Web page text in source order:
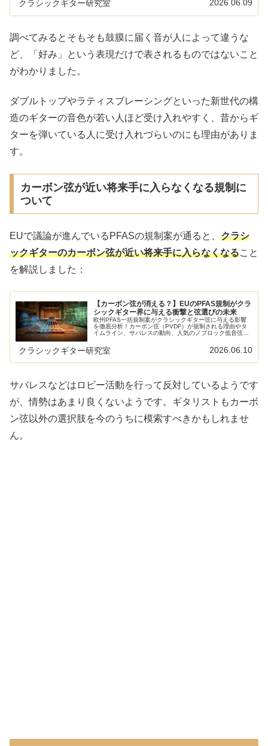
クラシックギター研究室 2026.06.09
調べてみるとそもそも鼓膜に届く音が人によって違うな
ど、「好み」という表現だけで表されるものではないこと
がわかりました。
ダブルトップやラティスブレーシングといった新世代の構
造のギターの音色が若い人ほど受け入れやすく、昔からギ
ターを弾いている人に受け入れづらいのにも理由がありま
す。
カーボン弦が近い将来手に入らなくなる規制に
ついて
EUで議論が進んでいるPFASの規制案が通ると、 クラシ
ックギターのカーボン弦が近い将来手に入らなくなること
を解説しました：
【カーボン弦が消える？】EUのPFAS規制がクラ
シックギター界に与える衝撃と弦選びの未来
欧州PFAS一括規制案がクラシックギター弦に与える影響
を徹底分析！カーボン弦（PVDF）が規制される理由やタ
イムライン、サバレスの動向、人気のノブロック低音弦の
クラシックギター研究室 2026.06.10
サバレスなどはロビー活動を行って反対しているようです
が、情勢はあまり良くないようです。ギタリストもカーボ
ン弦以外の選択肢を今のうちに模索すべきかもしれませ
ん。